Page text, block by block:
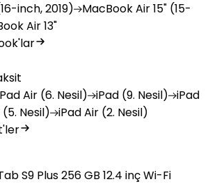
inch, 2019) MacBookAir 15" (15-
Air 13"
Air (6. Nesil) iPad (9. Nesil) iPad
Nesil) iPadAir (2. Nesil)
S9 Plus 256 GB 12.4 inç Wi-Fi